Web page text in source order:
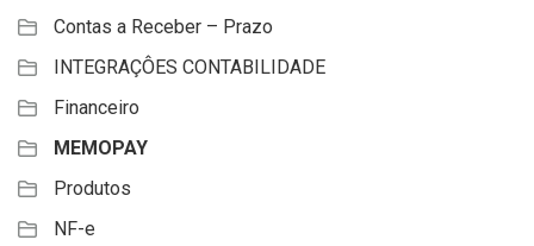
Contas a Receber – Prazo
INTEGRAÇÔES CONTABILIDADE
Financeiro
MEMOPAY
Produtos
NF-e